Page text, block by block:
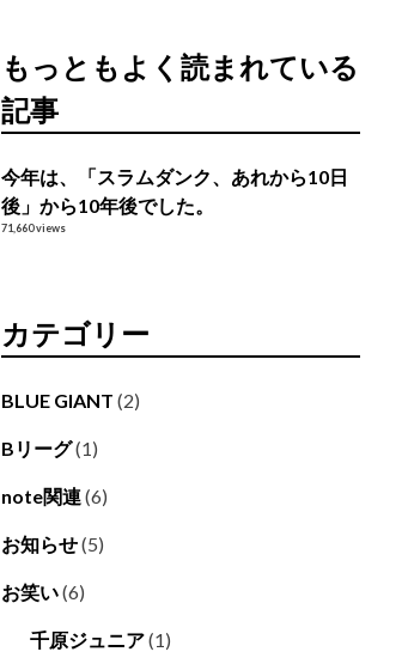
ブ
もっともよく読まれている
記事
今年は、「スラムダンク、あれから10日
後」から10年後でした。
71,660 views
カテゴリー
BLUE GIANT (2)
Bリーグ(1)
note関連(6)
お知らせ(5)
お笑い(6)
千原ジュニア(1)